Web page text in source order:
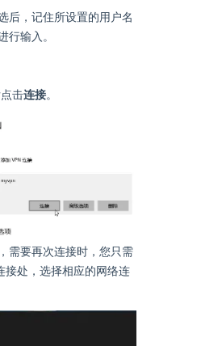
后，记住所设置的用户名
行输入。
击连接。
需要再次连接时，您只需
接处，选择相应的网络连